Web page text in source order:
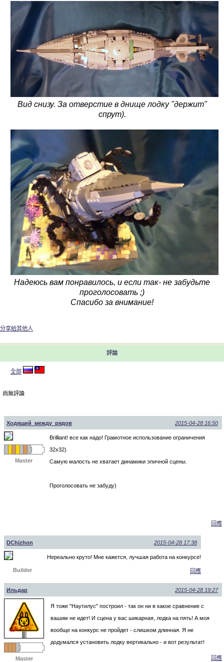
Вид снизу. За отверстие в днище лодку "держит"
спрут).
Надеюсь вам понравилось, и если так- не забудьте
проголосовать ;)
Спасибо за внимание!
分享給其他人
評論
全部
尚無評論
Ходящий_между_рядов 2015-04-28 16:50
Master
Brilliant! все как надо! Грамотное использование ограничения
32х32)
Самую малость не хватает динамики эпичной сцены.
Проголосовать не забуду)
回應
DChizhon 2015-04-28 17:38
Builder
Нереально круто! Мне кажется, лучшая работа на конкурсе!
回應
Ильдар 2015-04-28 19:27
Master
Я тоже "Наутилус" построил - так он ни в какое сравнение с
вашим не идет! И сцена у вас шикарная, лодка на пять! А моя
вообще на конкурс не пройдет - слишком длинная. Я не
додумался установить лодку вертикально - и вот результат!
回應